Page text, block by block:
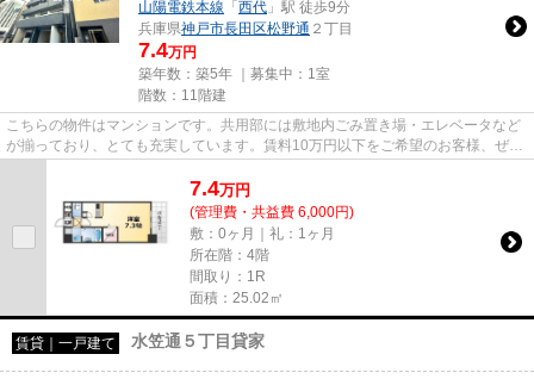
山陽電鉄本線 「 西代 」駅 徒歩9分
兵庫県神戸市長田区松野通 ２丁目
7.4万円
築年数：築5年 ｜募集中： 1室
階数：11階建
こちらの物件はマンションです。共用部には敷地内ごみ置き場・エレベータなど
が揃っており、とても充実しています。賃料10万円以下をご希望のお客様、ぜひ
7.4万円
(管理費・共益費 6,000円)
敷：0ヶ月｜礼：1ヶ月
所在階：4階
間取り：1R
面積：25.02㎡
賃貸｜一戸建て 水笠通５丁目貸家